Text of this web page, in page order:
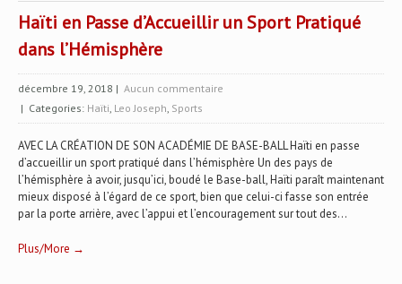
Haïti en Passe d’Accueillir un Sport Pratiqué
dans l’Hémisphère
décembre 19, 2018 | Aucun commentaire
| Categories: Haïti, Leo Joseph, Sports
AVEC LA CRÉATION DE SON ACADÉMIE DE BASE-BALL Haïti en passe
d’accueillir un sport pratiqué dans l’hémisphère Un des pays de
l’hémisphère à avoir, jusqu’ici, boudé le Base-ball, Haïti paraît maintenant
mieux disposé à l’égard de ce sport, bien que celui-ci fasse son entrée
par la porte arrière, avec l’appui et l’encouragement sur tout des...
Plus/More →